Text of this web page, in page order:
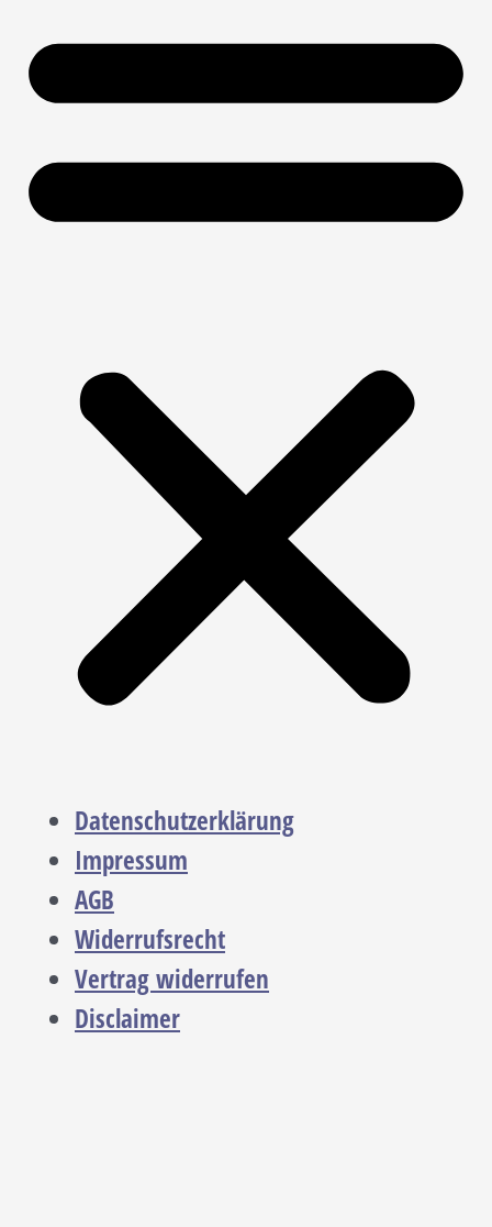
Datenschutzerklärung
Impressum
AGB
Widerrufsrecht
Vertrag widerrufen
Disclaimer